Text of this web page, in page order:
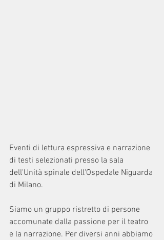
Eventi di lettura espressiva e narrazione
di testi selezionati presso la sala
dell'Unità spinale dell'Ospedale Niguarda
di Milano.
Siamo un gruppo ristretto di persone
accomunate dalla passione per il teatro
e la narrazione. Per diversi anni abbiamo